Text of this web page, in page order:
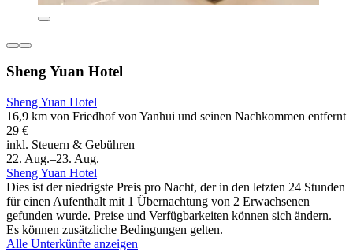
Sheng Yuan Hotel
Sheng Yuan Hotel
16,9 km von Friedhof von Yanhui und seinen Nachkommen entfernt
29 €
inkl. Steuern & Gebühren
22. Aug.–23. Aug.
Sheng Yuan Hotel
Dies ist der niedrigste Preis pro Nacht, der in den letzten 24 Stunden
für einen Aufenthalt mit 1 Übernachtung von 2 Erwachsenen
gefunden wurde. Preise und Verfügbarkeiten können sich ändern.
Es können zusätzliche Bedingungen gelten.
Alle Unterkünfte anzeigen